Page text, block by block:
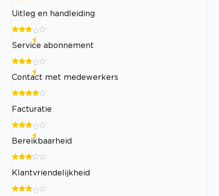
Uitleg en handleiding
Service abonnement
Contact met medewerkers
Facturatie
Bereikbaarheid
Klantvriendelijkheid